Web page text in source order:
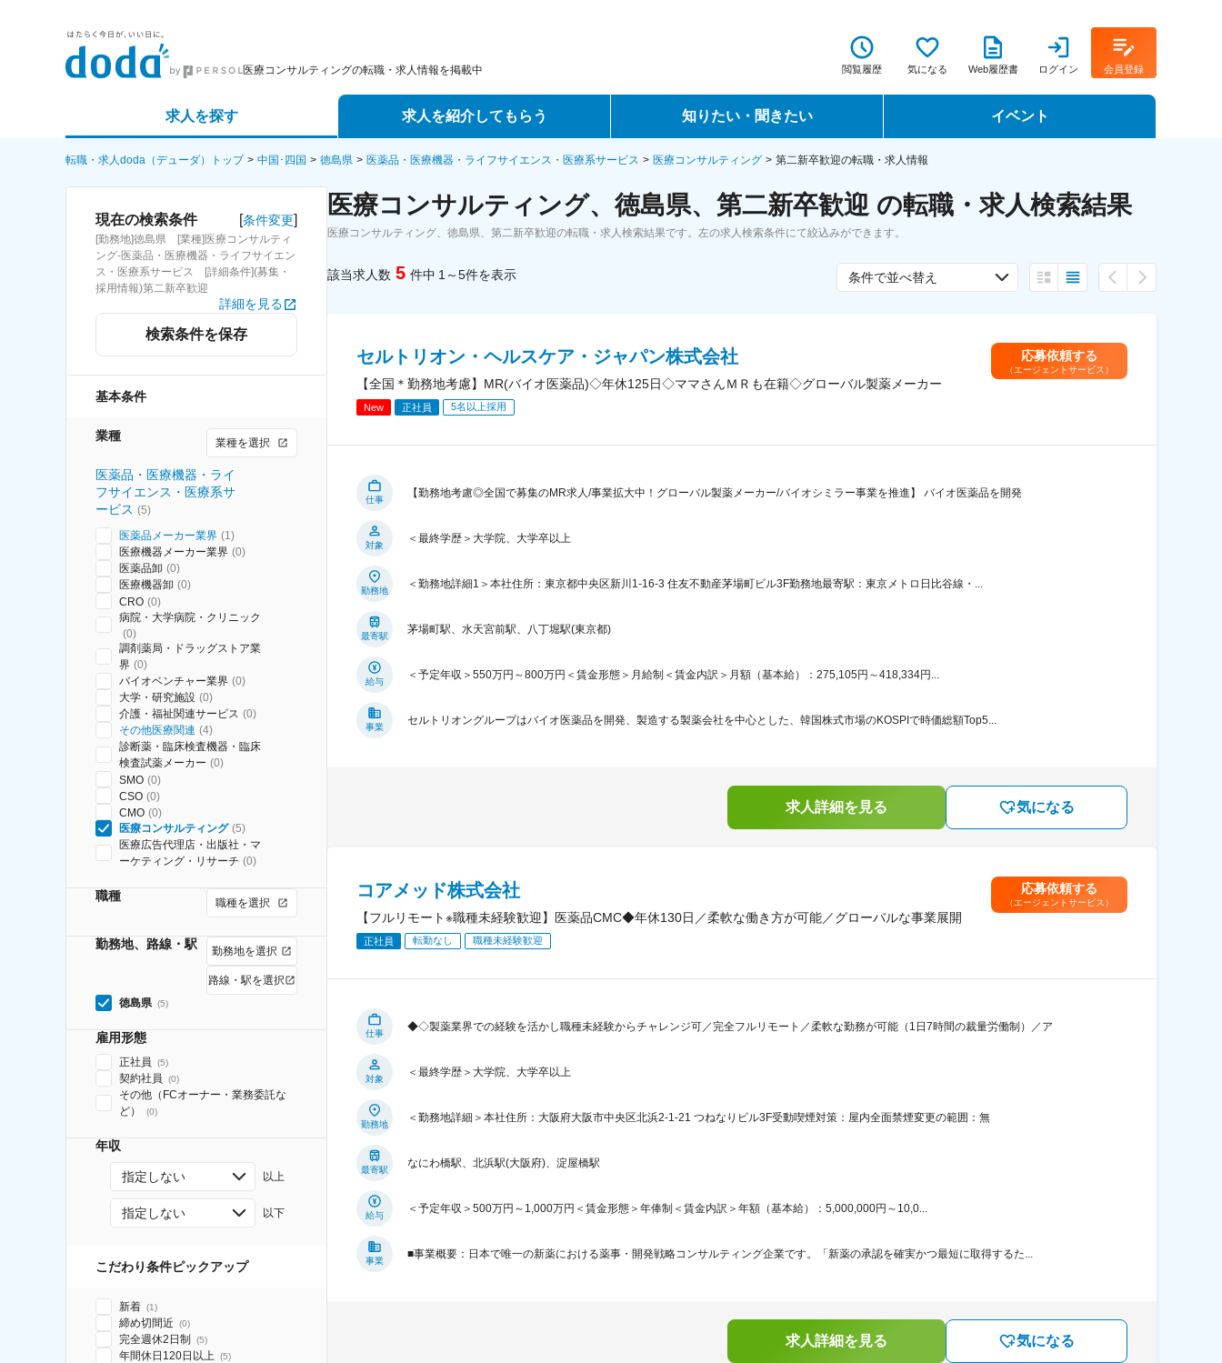
医療コンサルティングの転職・求人情報を掲載中 閲覧履歴 気になる Web履歴書 ログイン 会員登録
求人を探す
詳細条件から探す
求人特集から探す
求人を紹介してもらう
エージェントサービス
スカウトサービス
知りたい・聞きたい
転職ノウハウ
データで見る転職
イベント
転職イベント・転職セミナー
転職フェア
転職・求人doda（デューダ）トップ 中国･四国 徳島県 医薬品・医療機器・ライフサイエンス・医療系サービス 医療コンサルティング 第二新卒歓迎の転職・求人情報
現在の検索条件 [条件変更]
[勤務地]徳島県 [業種]医療コンサルティ
ング-医薬品・医療機器・ライフサイエン
ス・医療系サービス [詳細条件](募集・
採用情報)第二新卒歓迎
詳細を見る
検索条件を保存
基本条件
業種 業種を選択
医薬品・医療機器・ライ
フサイエンス・医療系サ
ービス (5)
医薬品メーカー業界 (1)
医療機器メーカー業界 (0)
医薬品卸 (0)
医療機器卸 (0)
CRO (0)
病院・大学病院・クリニック
(0)
調剤薬局・ドラッグストア業
界 (0)
バイオベンチャー業界 (0)
大学・研究施設 (0)
介護・福祉関連サービス (0)
その他医療関連 (4)
診断薬・臨床検査機器・臨床
検査試薬メーカー (0)
SMO (0)
CSO (0)
CMO (0)
医療コンサルティング (5)
医療広告代理店・出版社・マ
ーケティング・リサーチ (0)
職種 職種を選択
勤務地、路線・駅 勤務地を選択
路線・駅を選択
徳島県 (5)
雇用形態
正社員 (5)
契約社員 (0)
その他（FCオーナー・業務委託な
ど）
(0)
年収
指定しない 以上
指定しない 以下
こだわり条件ピックアップ
新着 (1)
締め切間近 (0)
完全週休2日制 (5)
年間休日120日以上 (5)
医療コンサルティング、徳島県、第二新卒歓迎 の転職・求人検索結果
医療コンサルティング、徳島県、第二新卒歓迎の転職・求人検索結果です。左の求人検索条件にて絞込みができます。
該当求人数 5 件中 1～5件を表示 条件で並べ替え
セルトリオン・ヘルスケア・ジャパン株式会社
【全国＊勤務地考慮】MR(バイオ医薬品)◇年休125日◇ママさんＭＲも在籍◇グローバル製薬メーカー
New 正社員 5名以上採用
応募依頼する
（エージェントサービス）
仕事
【勤務地考慮◎全国で募集のMR求人/事業拡大中！グローバル製薬メーカー/バイオシミラー事業を推進】 バイオ医薬品を開発
対象
＜最終学歴＞大学院、大学卒以上
勤務地
＜勤務地詳細1＞本社住所：東京都中央区新川1-16-3 住友不動産茅場町ビル3F勤務地最寄駅：東京メトロ日比谷線・...
最寄駅
茅場町駅、水天宮前駅、八丁堀駅(東京都)
給与
＜予定年収＞550万円～800万円＜賃金形態＞月給制＜賃金内訳＞月額（基本給）：275,105円～418,334円...
事業
セルトリオングループはバイオ医薬品を開発、製造する製薬会社を中心とした、韓国株式市場のKOSPIで時価総額Top5...
求人詳細を見る 気になる
コアメッド株式会社
【フルリモート※職種未経験歓迎】医薬品CMC◆年休130日／柔軟な働き方が可能／グローバルな事業展開
正社員 転勤なし 職種未経験歓迎
応募依頼する
（エージェントサービス）
仕事
◆◇製薬業界での経験を活かし職種未経験からチャレンジ可／完全フルリモート／柔軟な勤務が可能（1日7時間の裁量労働制）／ア
対象
＜最終学歴＞大学院、大学卒以上
勤務地
＜勤務地詳細＞本社住所：大阪府大阪市中央区北浜2-1-21 つねなりビル3F受動喫煙対策：屋内全面禁煙変更の範囲：無
最寄駅
なにわ橋駅、北浜駅(大阪府)、淀屋橋駅
給与
＜予定年収＞500万円～1,000万円＜賃金形態＞年俸制＜賃金内訳＞年額（基本給）：5,000,000円～10,0...
事業
■事業概要：日本で唯一の新薬における薬事・開発戦略コンサルティング企業です。「新薬の承認を確実かつ最短に取得するた...
求人詳細を見る 気になる